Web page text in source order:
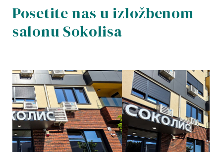
Posetite nas u izložbenom
salonu Sokolisa